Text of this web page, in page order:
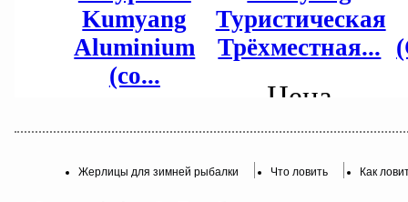
Жерлицы для зимней рыбалки Что ловить Как